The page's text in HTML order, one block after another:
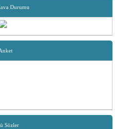
SOSYAL YARDIMLAŞMA
Durumu
Sözler